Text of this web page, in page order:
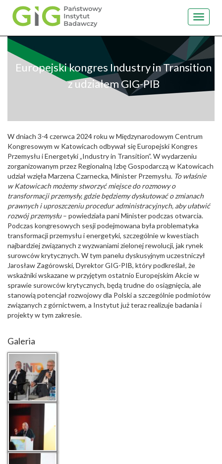
Przejdź
treści
Toggle
Europejski kongres Industry in Transition
z udziałem GIG-PIB
W dniach 3-4 czerwca 2024 roku w Międzynarodowym Centrum
Kongresowym w Katowicach odbywał się Europejski Kongres
Przemysłu i Energetyki „Industry in Transition”. W wydarzeniu
zorganizowanym przez Regionalną Izbę Gospodarczą w Katowicach
udział wzięła Marzena Czarnecka, Minister Przemysłu. To właśnie
w Katowicach możemy stworzyć miejsce do rozmowy o
transformacji przemysły, gdzie będziemy dyskutować o zmianach
prawnych i uproszczeniu procedur administracyjnych, aby ułatwić
rozwój przemysłu– powiedziała pani Minister podczas otwarcia.
Podczas kongresowych sesji podejmowana była problematyka
transformacji przemysłu i energetyki, szczególnie w kwestiach
najbardziej związanych z wyzwaniami zielonej rewolucji, jak rynek
surowców krytycznych. W tym panelu dyskusyjnym uczestniczył
Jarosław Zagórowski, Dyrektor GIG-PIB, który podkreślał, że
wskaźniki wskazane w przyjętym ostatnio Europejskim Akcie w
sprawie surowców krytycznych, będą trudne do osiągnięcia, ale
stanowią potencjał rozwojowy dla Polski a szczególnie podmiotów
związanych z górnictwem, a Instytut już teraz realizuje badania i
projekty w tym zakresie.
Galeria